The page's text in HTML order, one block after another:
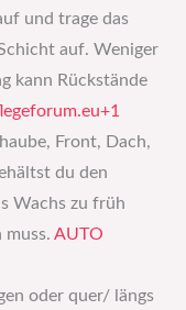
und trage das
auf. Weniger
kann Rückstände
Front, Dach,
du den
Wachs zu früh
muss. AUTO
oder quer/ längs